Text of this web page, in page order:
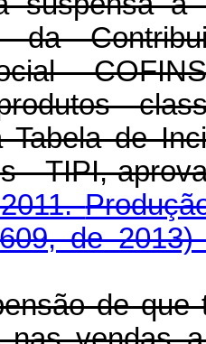
da
-
Tabela de
- TIPI,
de
de